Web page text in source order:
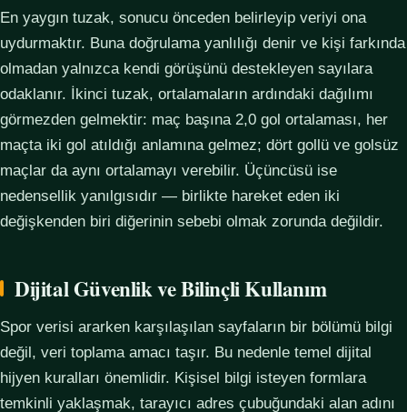
En yaygın tuzak, sonucu önceden belirleyip veriyi ona
uydurmaktır. Buna doğrulama yanlılığı denir ve kişi farkında
olmadan yalnızca kendi görüşünü destekleyen sayılara
odaklanır. İkinci tuzak, ortalamaların ardındaki dağılımı
görmezden gelmektir: maç başına 2,0 gol ortalaması, her
maçta iki gol atıldığı anlamına gelmez; dört gollü ve golsüz
maçlar da aynı ortalamayı verebilir. Üçüncüsü ise
nedensellik yanılgısıdır — birlikte hareket eden iki
değişkenden biri diğerinin sebebi olmak zorunda değildir.
Dijital Güvenlik ve Bilinçli Kullanım
Spor verisi ararken karşılaşılan sayfaların bir bölümü bilgi
değil, veri toplama amacı taşır. Bu nedenle temel dijital
hijyen kuralları önemlidir. Kişisel bilgi isteyen formlara
temkinli yaklaşmak, tarayıcı adres çubuğundaki alan adını